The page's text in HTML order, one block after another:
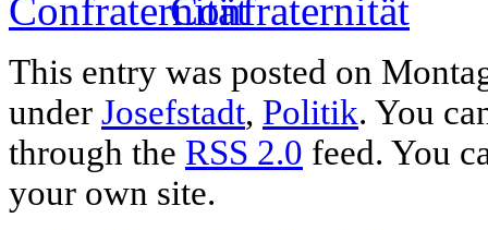
This entry was posted on
under Josefstadt, Politik. You
through the RSS 2.0 feed. You
your own site.